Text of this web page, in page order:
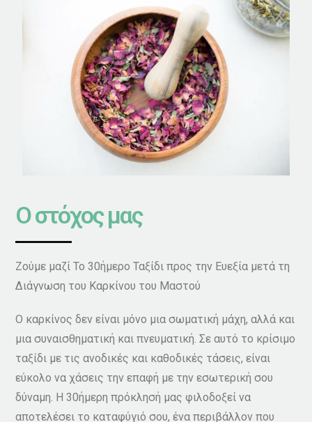
Ο στόχος μας
Ζούμε μαζί Το 30ήμερο Ταξίδι προς την Ευεξία μετά τη
Διάγνωση του Καρκίνου του Μαστού
Ο καρκίνος δεν είναι μόνο μια σωματική μάχη, αλλά και
μια συναισθηματική και πνευματική. Σε αυτό το κρίσιμο
ταξίδι με τις ανοδικές και καθοδικές τάσεις, είναι
εύκολο να χάσεις την επαφή με την εσωτερική σου
δύναμη. Η 30ήμερη πρόκλησή μας φιλοδοξεί να
αποτελέσει το καταφύγιό σου, ένα περιβάλλον που